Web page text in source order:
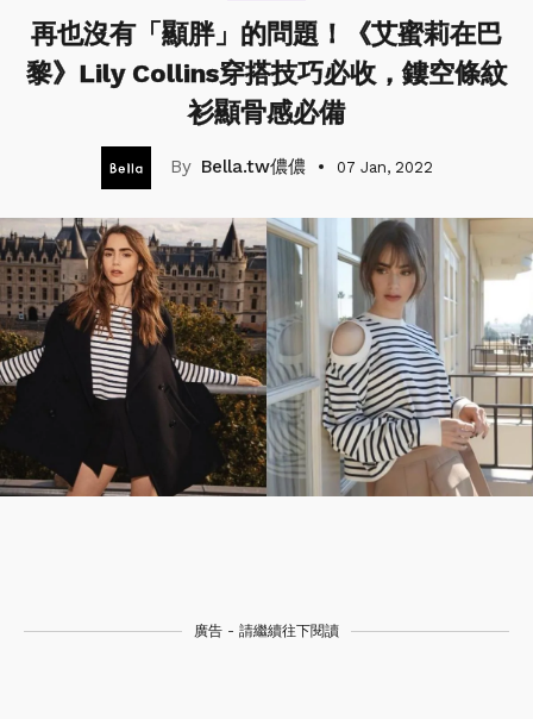
再也沒有「顯胖」的問題！《艾蜜莉在巴
黎》Lily Collins穿搭技巧必收，鏤空條紋
衫顯骨感必備
Bella.tw儂儂 07 Jan, 2022
廣告 - 請繼續往下閱讀